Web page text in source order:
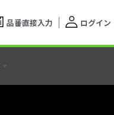
品番直接入力 ログイン